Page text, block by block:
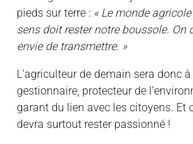
pieds sur terre : « Le monde
sens doit rester notre boussole. On
envie de transmettre. »
L’agriculteur de demain sera donc
gestionnaire, protecteur de
garant du lien avec les citoyens. Et
devra surtout rester passionné !